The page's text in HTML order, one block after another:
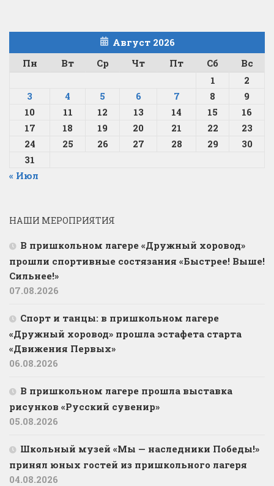
Август 2026
Пн
Вт Ср Чт Пт Сб
Вс
1
2
3
4 5 6 7 8
9
10
11 12 13 14 15
16
17
18 19 20 21 22
23
24
25 26 27 28 29
30
31
« Июл
НАШИ МЕРОПРИЯТИЯ
В пришкольном лагере «Дружный хоровод»
прошли спортивные состязания «Быстрее! Выше!
Сильнее!»
07.08.2026
Спорт и танцы: в пришкольном лагере
«Дружный хоровод» прошла эстафета старта
«Движения Первых»
06.08.2026
В пришкольном лагере прошла выставка
рисунков «Русский сувенир»
05.08.2026
Школьный музей «Мы — наследники Победы!»
принял юных гостей из пришкольного лагеря
04.08.2026